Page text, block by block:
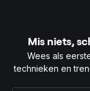
Mis niets,
Wees als
technieken en